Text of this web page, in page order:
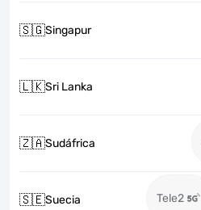
🇸🇬Singapur
🇱🇰Sri Lanka
🇿🇦Sudáfrica
🇸🇪Suecia Tele2